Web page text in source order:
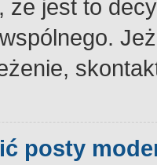
że jest to
posty